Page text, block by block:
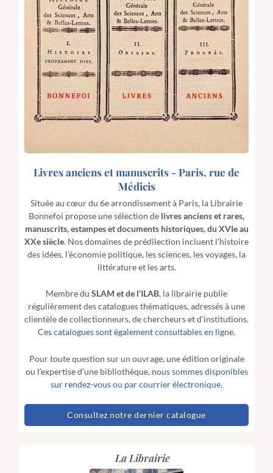
Livres anciens et manuscrits - Paris, rue de
Médicis
Située au cœur du 6e arrondissement à Paris, la Librairie
Bonnefoi propose une sélection de livres anciens et rares,
manuscrits, estampes et documents historiques, du XVIe au
XXe siècle. Nos domaines de prédilection incluent l’histoire
des idées, l’économie politique, les sciences, les voyages, la
littérature et les arts.
Membre du SLAM et de l’ILAB, la librairie publie
régulièrement des catalogues thématiques, adressés à une
clientèle de collectionneurs, de chercheurs et d’institutions.
Ces catalogues sont également consultables en ligne.
Pour toute question sur un ouvrage, une édition originale
ou l’expertise d’une bibliothèque, nous sommes disponibles
sur rendez-vous ou par courrier électronique.
Consultez notre dernier catalogue
La Librairie